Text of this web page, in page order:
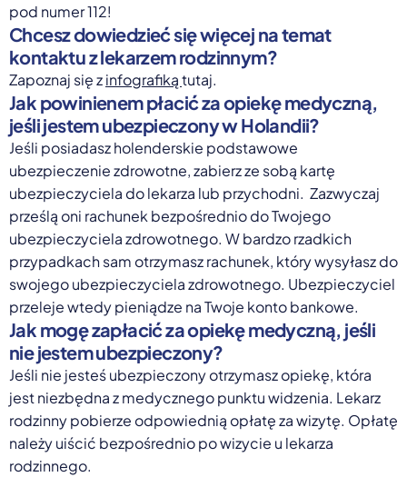
pod numer 112!
Chcesz dowiedzieć się więcej na temat
kontaktu z lekarzem rodzinnym?
Zapoznaj się zinfografikątutaj.
Jak powinienem płacić za opiekę medyczną,
jeśli jestem ubezpieczony w Holandii?
Jeśli posiadasz holenderskie podstawowe
ubezpieczenie zdrowotne, zabierz ze sobą kartę
ubezpieczyciela do lekarza lub przychodni. Zazwyczaj
prześlą oni rachunek bezpośrednio do Twojego
ubezpieczyciela zdrowotnego. W bardzo rzadkich
przypadkach sam otrzymasz rachunek, który wysyłasz do
swojego ubezpieczyciela zdrowotnego. Ubezpieczyciel
przeleje wtedy pieniądze na Twoje konto bankowe.
Jak mogę zapłacić za opiekę medyczną, jeśli
nie jestem ubezpieczony?
Jeśli nie jesteś ubezpieczony otrzymasz opiekę, która
jest niezbędna z medycznego punktu widzenia. Lekarz
rodzinny pobierze odpowiednią opłatę za wizytę. Opłatę
należy uiścić bezpośrednio po wizycie u lekarza
rodzinnego.